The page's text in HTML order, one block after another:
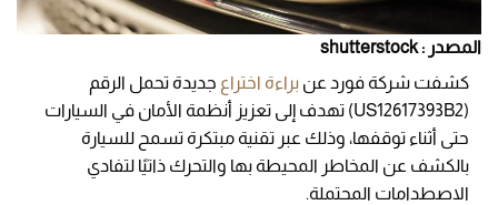
المصدر : shutterstock
كشفت شركة فورد عن براءة اختراع جديدة تحمل الرقم
(US12617393B2) تهدف إلى تعزيز أنظمة الأمان في السيارات
حتى أثناء توقفها، وذلك عبر تقنية مبتكرة تسمح للسيارة
بالكشف عن المخاطر المحيطة بها والتحرك ذاتيًا لتفادي
الاصطدامات المحتملة.